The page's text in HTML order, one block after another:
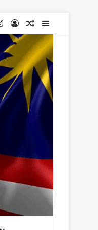
Instagram
Log InRandom Article